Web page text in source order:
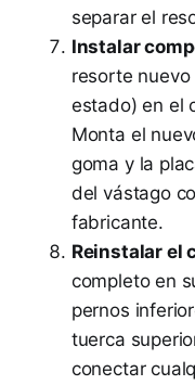
separar el
Instalar
resorte
estado) en el
Monta el
goma y la
del vástago
fabricante.
Reinstalar el
completo en
pernos
tuerca
conectar